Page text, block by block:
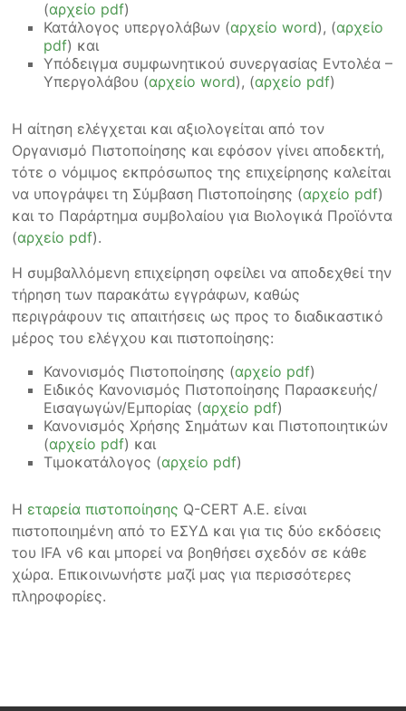
(αρχείο pdf)
Κατάλογος υπεργολάβων (αρχείο word), (αρχείο
pdf) και
Υπόδειγμα συμφωνητικού συνεργασίας Εντολέα –
Υπεργολάβου (αρχείο word), (αρχείο pdf)
Η αίτηση ελέγχεται και αξιολογείται από τον
Οργανισμό Πιστοποίησης και εφόσον γίνει αποδεκτή,
τότε ο νόμιμος εκπρόσωπος της επιχείρησης καλείται
να υπογράψει τη Σύμβαση Πιστοποίησης (αρχείο pdf)
και το Παράρτημα συμβολαίου για Βιολογικά Προϊόντα
(αρχείο pdf).
Η συμβαλλόμενη επιχείρηση οφείλει να αποδεχθεί την
τήρηση των παρακάτω εγγράφων, καθώς
περιγράφουν τις απαιτήσεις ως προς το διαδικαστικό
μέρος του ελέγχου και πιστοποίησης:
Κανονισμός Πιστοποίησης (αρχείο pdf)
Ειδικός Κανονισμός Πιστοποίησης Παρασκευής/
Εισαγωγών/Εμπορίας (αρχείο pdf)
Κανονισμός Χρήσης Σημάτων και Πιστοποιητικών
(αρχείο pdf) και
Τιμοκατάλογος (αρχείο pdf)
Η εταρεία πιστοποίησης Q-CERT Α.Ε. είναι
πιστοποιημένη από το ΕΣΥΔ και για τις δύο εκδόσεις
του IFA v6 και μπορεί να βοηθήσει σχεδόν σε κάθε
χώρα. Επικοινωνήστε μαζί μας για περισσότερες
πληροφορίες.